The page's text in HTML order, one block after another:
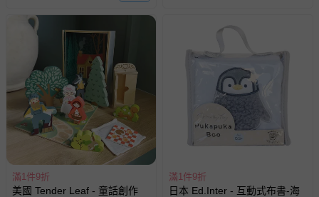
滿1件9折
美國 Tender Leaf - 童話創作
滿1件9折
日本 Ed.Inter - 互動式布書-海